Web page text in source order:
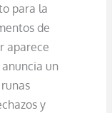
para la
de
aparece
un
y